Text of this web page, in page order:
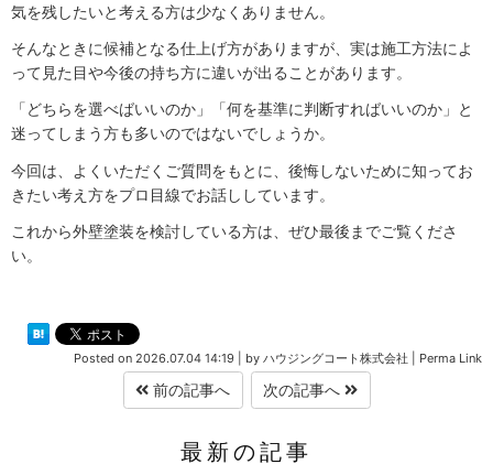
気を残したいと考える方は少なくありません。
そんなときに候補となる仕上げ方がありますが、実は施工方法によ
って見た目や今後の持ち方に違いが出ることがあります。
「どちらを選べばいいのか」「何を基準に判断すればいいのか」と
迷ってしまう方も多いのではないでしょうか。
今回は、よくいただくご質問をもとに、後悔しないために知ってお
きたい考え方をプロ目線でお話ししています。
これから外壁塗装を検討している方は、ぜひ最後までご覧くださ
い。
Posted on 2026.07.04 14:19 by ハウジングコート株式会社 Perma Link
前の記事へ 次の記事へ
最新の記事